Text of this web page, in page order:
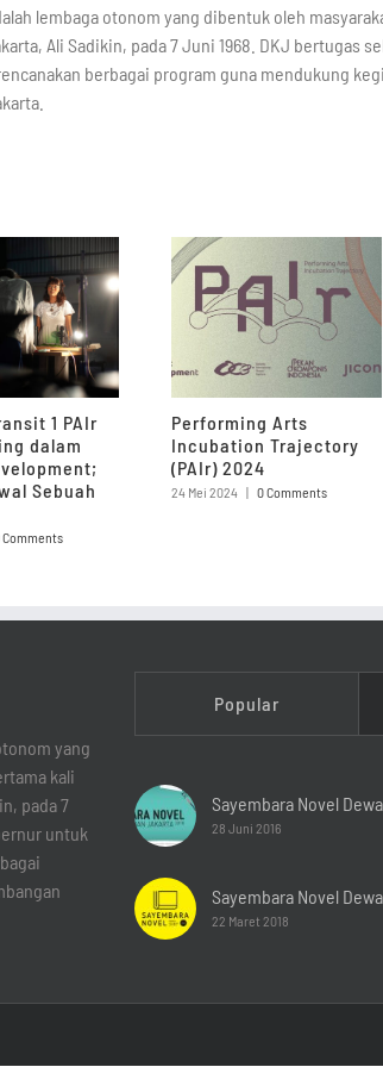
lembaga otonom yang dibentuk oleh
Ali Sadikin, pada 7 Juni 1968. DKJ bertugas
berbagai program guna mendukung
1 PAIr
dalam
Sebuah
Comments
Performing Arts
Incubation Trajectory
(PAIr) 2024
24 Mei 2024 | 0 Comments
yang
kali
pada 7
untuk
Popular
Sayembara Novel
28 Juni 2016
Sayembara Novel
22 Maret 2018